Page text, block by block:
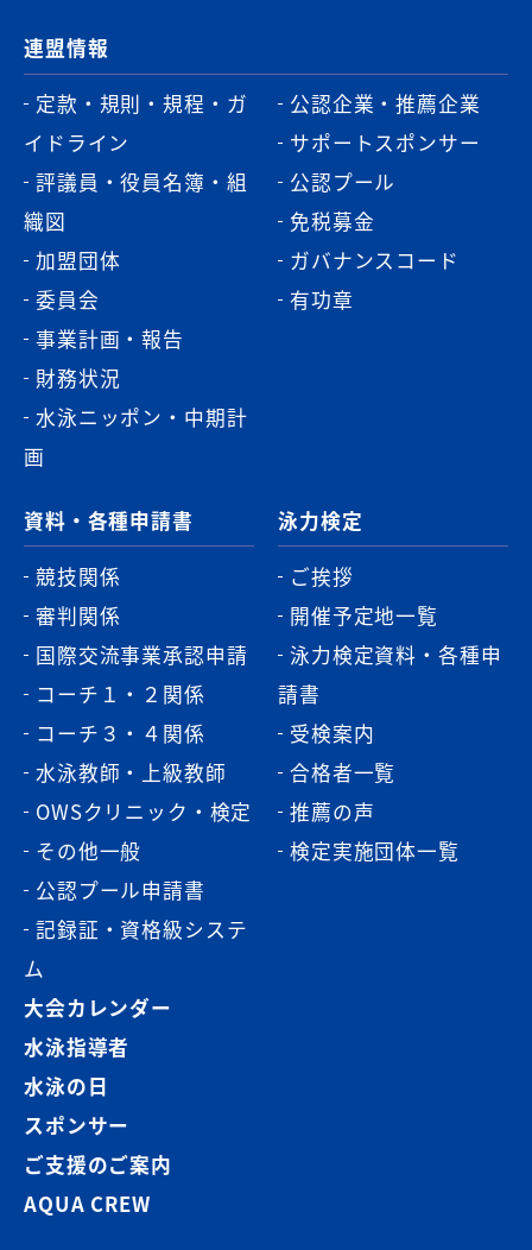
連盟情報
定款・規則・規程・ガ
イドライン
評議員・役員名簿・組
織図
加盟団体
委員会
事業計画・報告
財務状況
水泳ニッポン・中期計
画
公認企業・推薦企業
サポートスポンサー
公認プール
免税募金
ガバナンスコード
有功章
資料・各種申請書
競技関係
審判関係
国際交流事業承認申請
コーチ１・２関係
コーチ３・４関係
水泳教師・上級教師
OWSクリニック・検定
その他一般
公認プール申請書
記録証・資格級システ
ム
泳力検定
ご挨拶
開催予定地一覧
泳力検定資料・各種申
請書
受検案内
合格者一覧
推薦の声
検定実施団体一覧
大会カレンダー
水泳指導者
水泳の日
スポンサー
ご支援のご案内
AQUA CREW